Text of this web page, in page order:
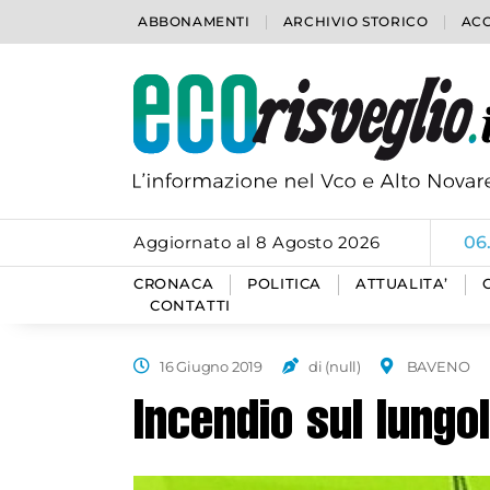
ABBONAMENTI ARCHIVIO STORICO
Aggiornato al 8 Agosto 2026
CRONACA POLITICA ATTUALITA’
CONTATTI
16 Giugno 2019 di (null) BAVENO
Incendio sul